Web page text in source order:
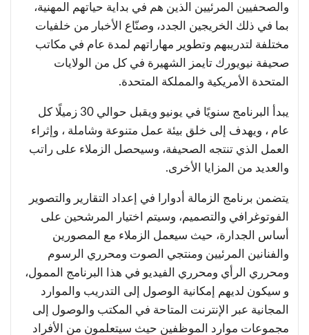
والصحفيين المرئيين الذين هم في بداية حياتهم المهنية،
بما في ذلك الخريجين الجدد، وصنّاع الأخبار من خلفيات
مختلفة لتدريبهم وتطوير مهاراتهم لمدة عام في مكاتب
صحيفة نيويورك تايمز الشهيرة في كل من الولايات
المتحدة الأمريكية والمملكة المتحدة.
يبدأ البرنامج سنويًا في يونيو ويقبل حوالي 30 زميلًا كل
عام ، ويهدف إلى خلق بيئة عمل متنوعة وشاملة ، وإثراء
العمل الذي تنتجه الصحيفة، وسيحصل الزملاء على راتب
والعديد من المزايا الأخرى.
يتضمن برنامج الزمالة أدوارا في إعداد التقارير والتصوير
الفوتوغرافي والتصميم، وسيتم اختيار المرشحين على
أساس الجدارة، حيث سيعمل الزملاء مع المصورين
والفنانين المرئيين ومنتجي الصوت ومحرري الرسوم
ومحرري الرأي ومحرري الفيديو في هذا البرنامج الممول،
و سيكون لديهم إمكانية الوصول إلى التدريب والموارد
المجانية عبر الإنترنت المتاحة في المكتب والوصول إلى
مجموعات موارد الموظفين حيث سيتعلمون من الأفراد